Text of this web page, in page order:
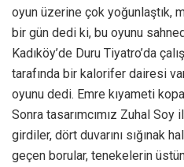
oyun üzerine çok yoğunlaştık,
bir gün dedi ki, bu oyunu
Kadıköy’de Duru Tiyatro’da
tarafında bir kalorifer dairesi
oyunu dedi. Emre kıyameti
Sonra tasarımcımız Zuhal
girdiler, dört duvarını sığınak
geçen borular, tenekelerin